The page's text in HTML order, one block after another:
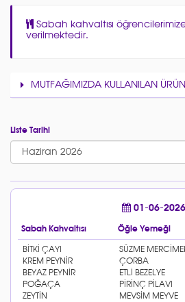
Sabah kahvaltısı
verilmektedir.
MUTFAĞIMIZDA KULLANILAN
Liste Tarihi
01-06-2026
Sabah Kahvaltısı Öğle Yemeği